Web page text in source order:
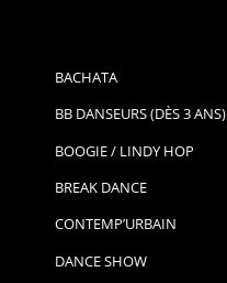
BACHATA
BB DANSEURS (DÈS 3 ANS)
BOOGIE / LINDY HOP
BREAK DANCE
CONTEMP’URBAIN
DANCE SHOW